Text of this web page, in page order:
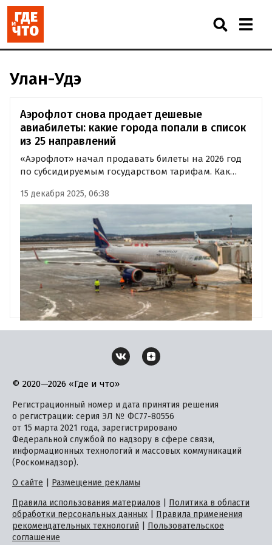
Улан-Удэ
Аэрофлот снова продает дешевые
авиабилеты: какие города попали в список
из 25 направлений
«Аэрофлот» начал продавать билеты на 2026 год
по субсидируемым государством тарифам. Как
программы география таких рейсов впервые
расширена до 25 направлений.
15 декабря 2025, 06:38
© 2020—2026 «Где и что»
Регистрационный номер и дата принятия решения
о регистрации: серия ЭЛ № ФС77-80556
от 15 марта 2021 года, зарегистрировано
Федеральной службой по надзору в сфере связи,
информационных технологий и массовых коммуникаций
(Роскомнадзор).
О сайте
Размещение рекламы
Правила использования материалов
Политика в области
обработки персональных данных
Правила применения
рекомендательных технологий
Пользовательское
соглашение